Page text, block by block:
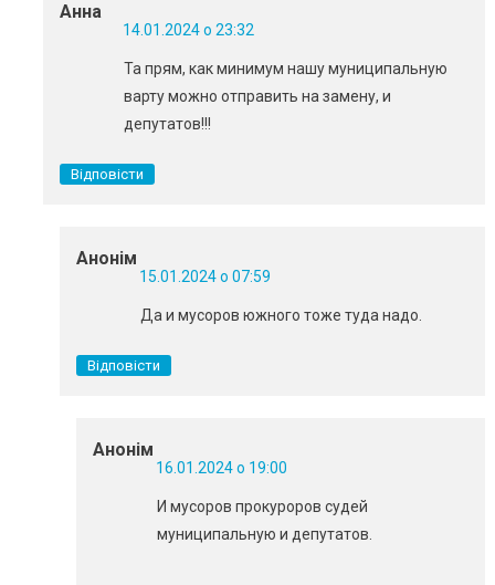
Анна
14.01.2024 о 23:32
Та прям, как минимум нашу муниципальную
варту можно отправить на замену, и
депутатов!!!
Відповісти
Анонім
15.01.2024 о 07:59
Да и мусоров южного тоже туда надо.
Відповісти
Анонім
16.01.2024 о 19:00
И мусоров прокуроров судей
муниципальную и депутатов.